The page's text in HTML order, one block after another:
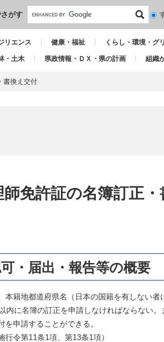
本文へ
がす
検
対
リエンス 健康・福祉 くらし・環境・グ
・土木 県政情報・ＤＸ・県の計画 組織
書換え交付
師免許証の名簿訂正
・届出・報告等の概要
籍地都道府県名（日本の国籍を有しない者
内に名簿の訂正を申請しなければならない
を申請することができる。
行令第11条1項、第13条1項）